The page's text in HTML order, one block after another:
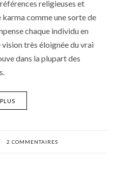
religieuses et
karma comme une sorte de
chaque individu en
vision très éloignée du vrai
dans la plupart des
2 COMMENTAIRES